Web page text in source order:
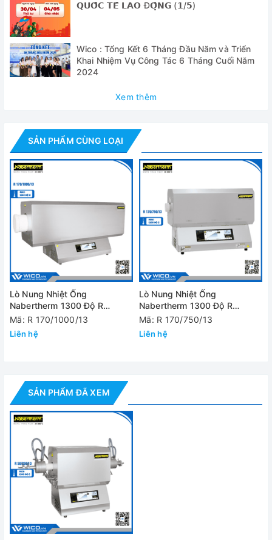
250 mm
✅ Ống nung bằng sứ C 530 bao gồm hai đầu nắp đậy
bằng Fiber
✅ Cảm biến nhiệt/ can nhiệt S (1300 ° C)
khiển cũ B410 sở hữu một số điểm nổi bật như:
phân đoạn nhiệt.
+ Có 24 ngôn ngữ hoạt động có thể lựa chọn
+ Có cổng NTLog USB để truy xuất, xử lý dữ liệu
+ Có thể kết nối với ứng dụng MyNabertherm thông qua
Wifi. Giúp người dùng dễ dàng giám sát nhiệt độ, tiến trình
nung của 1 hoặc nhiều lò nung Nabertherm một cách đồng
thời. Ngoài ra app còn gửi thông báo khi kết thúc chu trình
nung để người dùng có thể theo dõi.
Thông số kỹ thuật
Model R 50/250/13
Kích thước bên
trong lò
(WxDxH)
434x340x508 mm
Chiều dài gia
nhiệt
250 mm
Chiều dài vùng
nhiệt độ chính
xác ± 5 độ C/K
80 mm
Chiều dài ống 450 mm
𝗤𝗨𝗢̂́𝗖 𝗧𝗘̂́ 𝗟𝗔𝗢 Đ𝗢̣̂𝗡𝗚 (𝟭/𝟱)
Wico : Tổng Kết 6 Tháng Đầu Năm và Triển
Khai Nhiệm Vụ Công Tác 6 Tháng Cuối Năm
2024
Xem thêm
SẢN PHẨM CÙNG LOẠI
Lò Nung Nhiệt Ống
Nabertherm 1300 Độ R
170/1000/13
Mã: R 170/1000/13
Liên hệ
Lò Nung Nhiệt Ống
Nabertherm 1300 Độ R
170/750/13
Mã: R 170/750/13
Liên hệ
SẢN PHẨM ĐÃ XEM